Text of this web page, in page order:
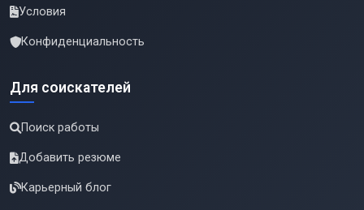
Условия
Конфиденциальность
Для соискателей
Поиск работы
Добавить резюме
Карьерный блог